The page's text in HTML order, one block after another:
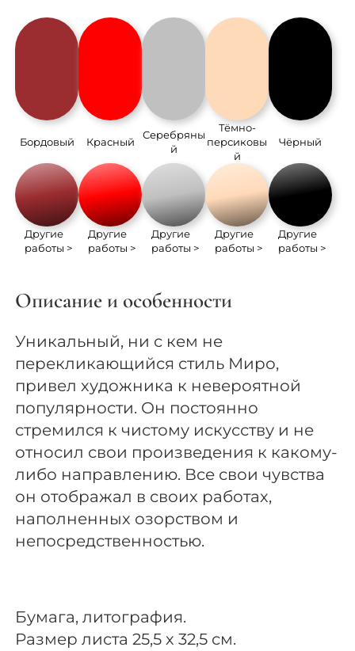
Бордовый
Другие
работы >
Красный
Другие
работы >
Серебряны
й
Другие
работы >
Тёмно-
персиковы
й
Другие
работы >
Чёрный
Другие
работы >
Описание и особенности
Уникальный, ни с кем не
перекликающийся стиль Миро,
привел художника к невероятной
популярности. Он постоянно
стремился к чистому искусству и не
относил свои произведения к какому-
либо направлению. Все свои чувства
он отображал в своих работах,
наполненных озорством и
непосредственностью.
Бумага, литография.
Размер листа 25,5 х 32,5 см.